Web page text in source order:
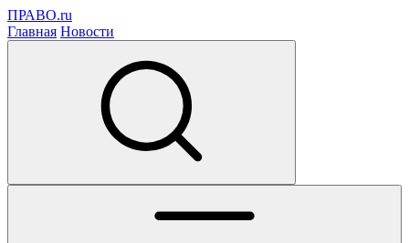
ПРАВО.ru
Главная Новости